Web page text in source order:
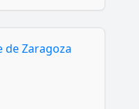
de Zaragoza